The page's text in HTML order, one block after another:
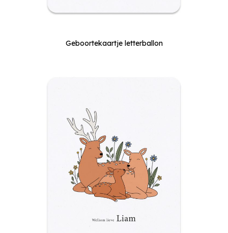
Geboortekaartje letterballon